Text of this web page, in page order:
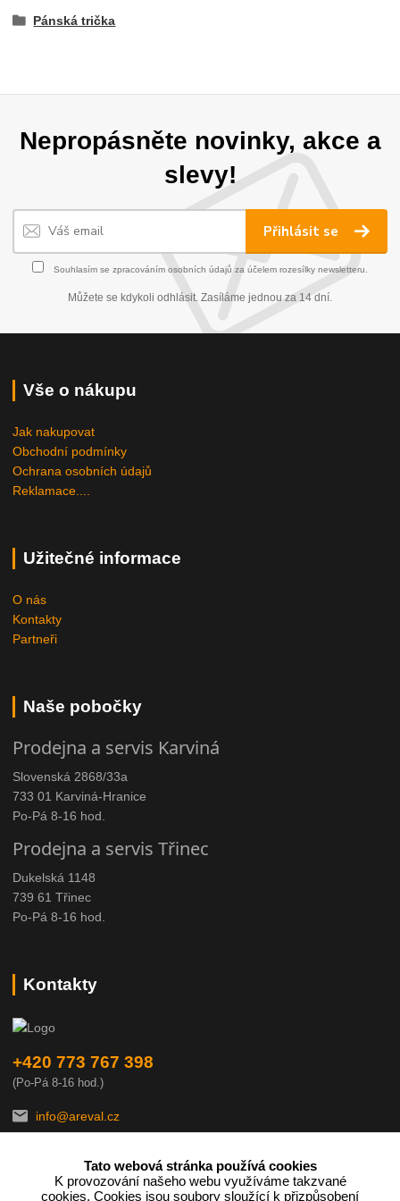
Pánská trička
Nepropásněte novinky, akce a
slevy!
Přihlásit se
Souhlasím se zpracováním osobních údajů za účelem rozesílky newsletteru.
Můžete se kdykoli odhlásit. Zasíláme jednou za 14 dní.
Vše o nákupu
Jak nakupovat
Obchodní podmínky
Ochrana osobních údajů
Reklamace....
Užitečné informace
O nás
Kontakty
Partneři
Naše pobočky
Prodejna a servis Karviná
Slovenská 2868/33a
733 01 Karviná-Hranice
Po-Pá 8-16 hod.
Prodejna a servis Třinec
Dukelská 1148
739 61 Třinec
Po-Pá 8-16 hod.
Kontakty
+420 773 767 398
(Po-Pá 8-16 hod.)
info@areval.cz
Tato webová stránka používá cookies
K provozování našeho webu využíváme takzvané
cookies. Cookies jsou soubory sloužící k přizpůsobení